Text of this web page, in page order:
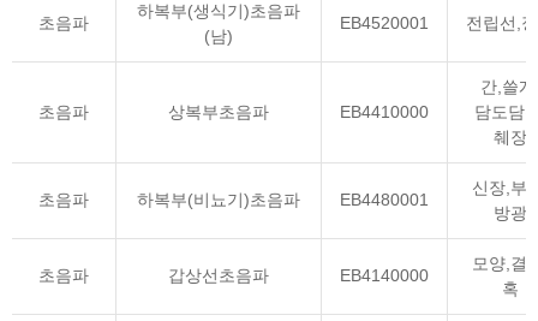
초음파
하복부(생식기)초음파
(남)
EB4520001 전립선,
초음파 상복부초음파 EB4410000
간,쓸
담도담
췌장
초음파 하복부(비뇨기)초음파 EB4480001
신장,부
방광
초음파 갑상선초음파 EB4140000
모양,결
혹